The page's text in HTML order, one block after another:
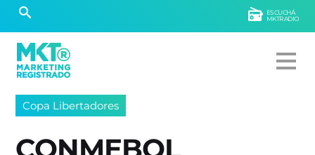
ESCUCHÁ
MKTRADIO
Copa Libertadores